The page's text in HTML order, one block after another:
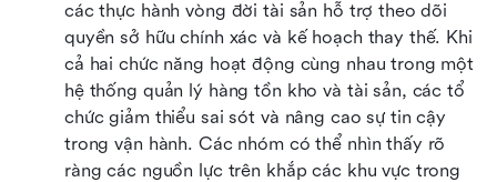
các thực hành vòng đời tài sản hỗ trợ theo dõi
quyền sở hữu chính xác và kế hoạch thay thế. Khi
cả hai chức năng hoạt động cùng nhau trong một
hệ thống quản lý hàng tồn kho và tài sản, các tổ
chức giảm thiểu sai sót và nâng cao sự tin cậy
trong vận hành. Các nhóm có thể nhìn thấy rõ
ràng các nguồn lực trên khắp các khu vực trong